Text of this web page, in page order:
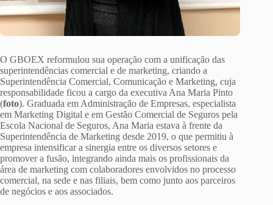
O GBOEX reformulou sua operação com a unificação das
superintendências comercial e de marketing, criando a
Superintendência Comercial, Comunicação e Marketing, cuja
responsabilidade ficou a cargo da executiva Ana Maria Pinto
(foto). Graduada em Administração de Empresas, especialista
em Marketing Digital e em Gestão Comercial de Seguros pela
Escola Nacional de Seguros, Ana Maria estava à frente da
Superintendência de Marketing desde 2019, o que permitiu à
empresa intensificar a sinergia entre os diversos setores e
promover a fusão, integrando ainda mais os profissionais da
área de marketing com colaboradores envolvidos no processo
comercial, na sede e nas filiais, bem como junto aos parceiros
de negócios e aos associados.